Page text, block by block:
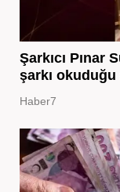
Şarkıcı Pınar
şarkı okuduğu
Haber7